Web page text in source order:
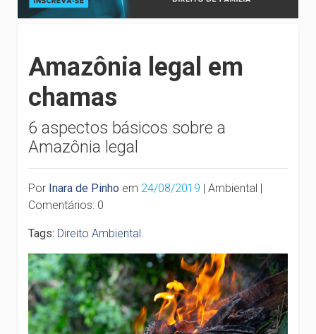
Amazônia legal em
chamas
6 aspectos básicos sobre a
Amazônia legal
Por Inara de Pinho em 24/08/2019 | Ambiental |
Comentários: 0
Tags: Direito Ambiental .